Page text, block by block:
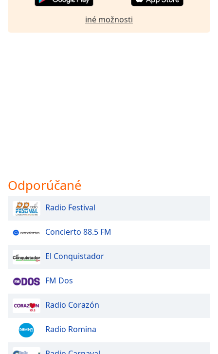
iné možnosti
Odporúčané
Radio Festival
Concierto 88.5 FM
El Conquistador
FM Dos
Radio Corazón
Radio Romina